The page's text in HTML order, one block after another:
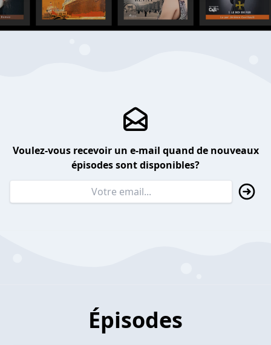
Voulez-vous recevoir un e-mail quand de nouveaux
épisodes sont disponibles?
Épisodes